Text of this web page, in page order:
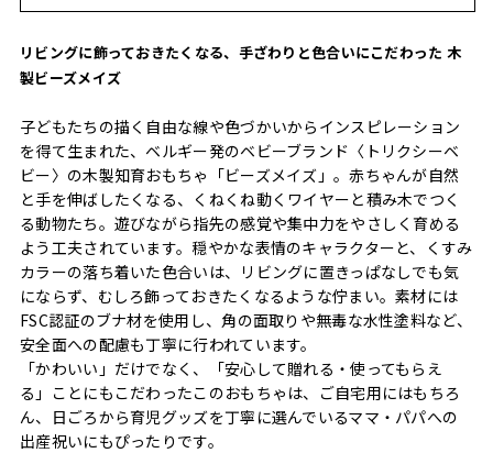
リビングに飾っておきたくなる、手ざわりと色合いにこだわった 木
製ビーズメイズ
子どもたちの描く自由な線や色づかいからインスピレーション
を得て生まれた、ベルギー発のベビーブランド〈トリクシーベ
ビー〉の木製知育おもちゃ「ビーズメイズ」。赤ちゃんが自然
と手を伸ばしたくなる、くねくね動くワイヤーと積み木でつく
る動物たち。遊びながら指先の感覚や集中力をやさしく育める
よう工夫されています。穏やかな表情のキャラクターと、くすみ
カラーの落ち着いた色合いは、リビングに置きっぱなしでも気
にならず、むしろ飾っておきたくなるような佇まい。素材には
FSC認証のブナ材を使用し、角の面取りや無毒な水性塗料など、
安全面への配慮も丁寧に行われています。
「かわいい」だけでなく、「安心して贈れる・使ってもらえ
る」ことにもこだわったこのおもちゃは、ご自宅用にはもちろ
ん、日ごろから育児グッズを丁寧に選んでいるママ・パパへの
出産祝いにもぴったりです。